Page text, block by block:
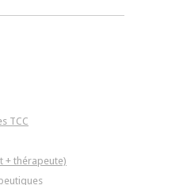
TCC
+ thérapeute)